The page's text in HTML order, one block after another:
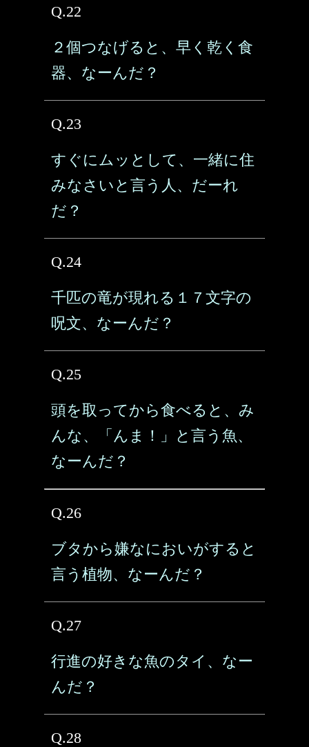
Q.22
２個つなげると、早く乾く食
器、なーんだ？
Q.23
すぐにムッとして、一緒に住
みなさいと言う人、だーれ
だ？
Q.24
千匹の竜が現れる１７文字の
呪文、なーんだ？
Q.25
頭を取ってから食べると、み
んな、「んま！」と言う魚、
なーんだ？
Q.26
ブタから嫌なにおいがすると
言う植物、なーんだ？
Q.27
行進の好きな魚のタイ、なー
んだ？
Q.28